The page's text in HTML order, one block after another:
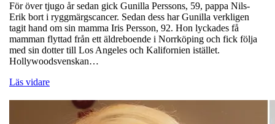
För över tjugo år sedan gick Gunilla Perssons, 59, pappa Nils-
Erik bort i ryggmärgscancer. Sedan dess har Gunilla verkligen
tagit hand om sin mamma Iris Persson, 92. Hon lyckades få
mamman flyttad från ett äldreboende i Norrköping och fick följa
med sin dotter till Los Angeles och Kalifornien istället.
Hollywoodsvenskan…
Läs vidare